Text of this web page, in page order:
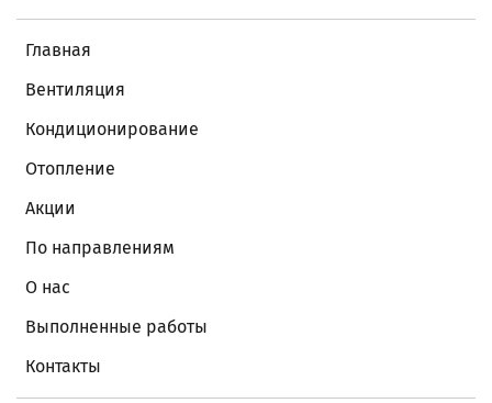
Главная
Вентиляция
Кондиционирование
Отопление
Акции
По направлениям
О нас
Выполненные работы
Контакты